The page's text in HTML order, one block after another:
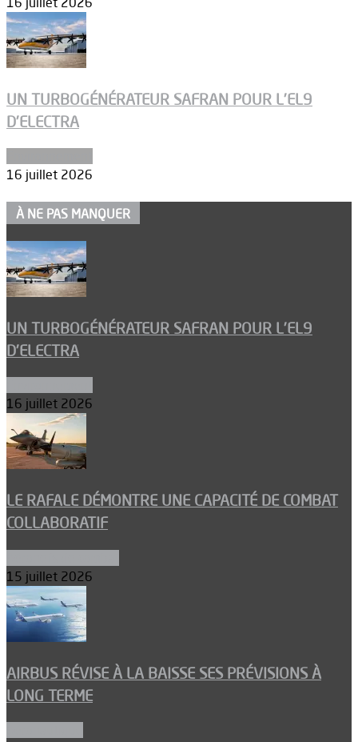
UN TURBOGÉNÉRATEUR SAFRAN POUR L’EL9
D’ELECTRA
16 juillet 2026
À NE PAS MANQUER
UN TURBOGÉNÉRATEUR SAFRAN POUR L’EL9
D’ELECTRA
16 juillet 2026
LE RAFALE DÉMONTRE UNE CAPACITÉ DE COMBAT
COLLABORATIF
15 juillet 2026
AIRBUS RÉVISE À LA BAISSE SES PRÉVISIONS À
LONG TERME